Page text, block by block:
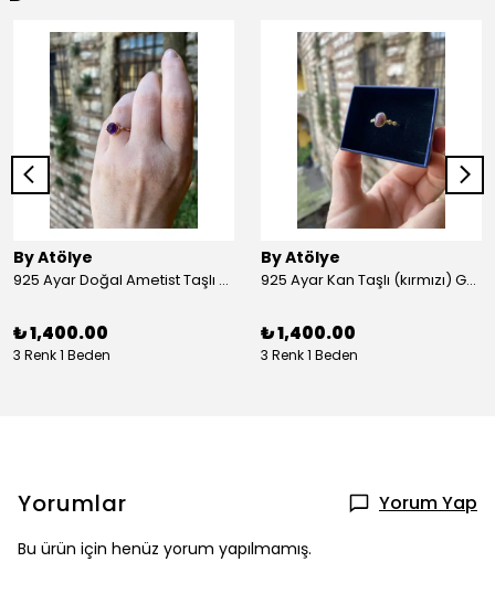
By Atölye
925 Ayar Doğal Ametist Taşlı Yuvarlak Gümüş Yüzük
₺ 1,400.00
3 Renk 1 Beden
By Atölye
925 Ayar Kan Taşlı (kırmızı) Gümüş Yüzük
₺ 1,400.00
3 Renk 1 Beden
Yorumlar Yorum Yap
Bu ürün için henüz yorum yapılmamış.